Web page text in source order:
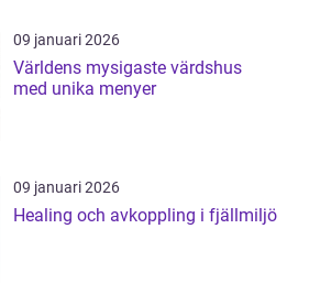
09 januari 2026
Världens mysigaste värdshus
med unika menyer
09 januari 2026
Healing och avkoppling i fjällmiljö